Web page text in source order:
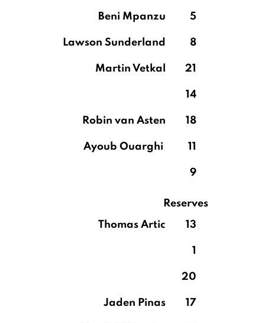
Beni Mpanzu 5
Lawson Sunderland 8
Martin Vetkal 21
14
Robin van Asten 18
Ayoub Ouarghi 11
9
Reserves
Thomas Artic
13
1
20
Jaden Pinas 17